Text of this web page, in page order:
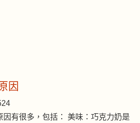
因
因有很多，包括： 美味：巧克力奶是